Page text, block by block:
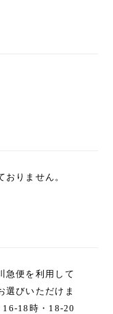
りません。
急便を利用して
選びいただけま
18時・18-20